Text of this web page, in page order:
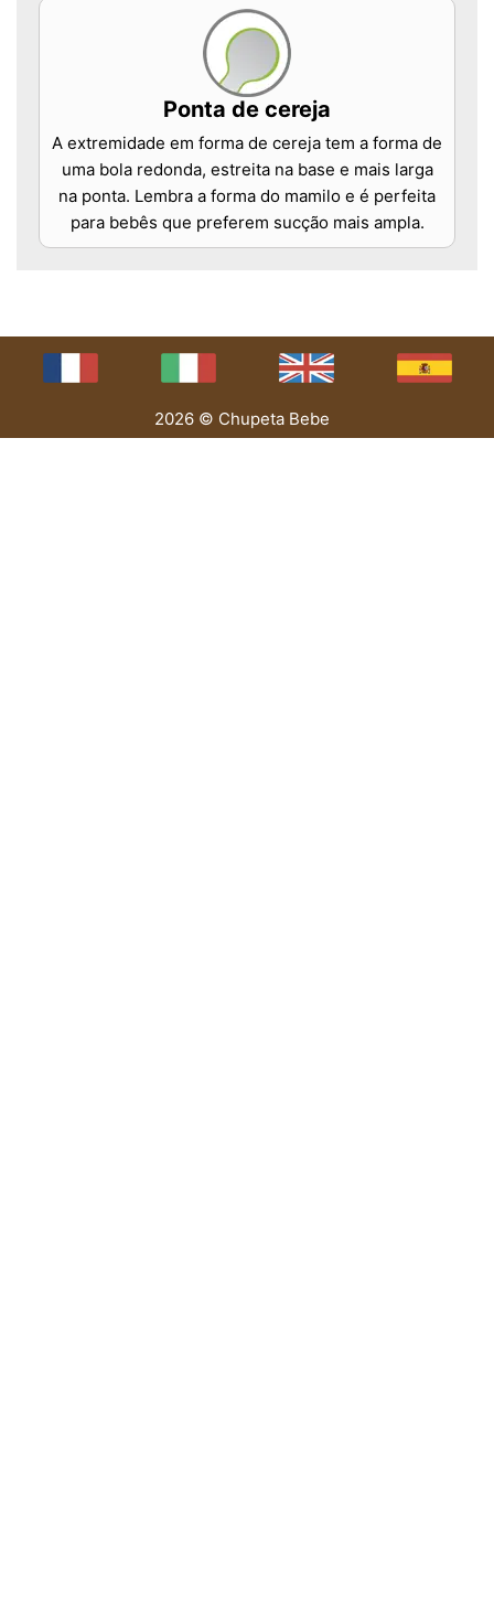
Ponta de cereja
A extremidade em forma de cereja tem a forma de
uma bola redonda, estreita na base e mais larga
na ponta. Lembra a forma do mamilo e é perfeita
para bebês que preferem sucção mais ampla.
2026 © Chupeta Bebe